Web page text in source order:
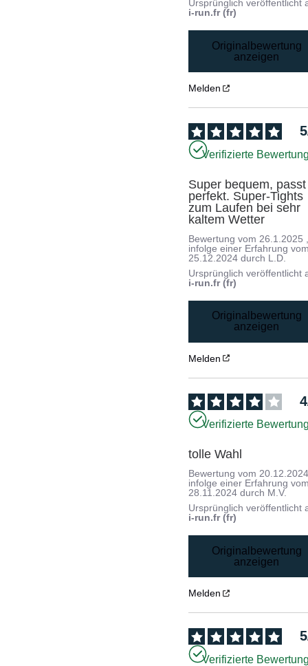
Ursprünglich veröffentlicht
i-run.fr (fr)
Originalbewertung
anzeigen
Melden
5
Verifizierte
Super bequem, passt
perfekt. Super-Tights
zum Laufen bei sehr
kaltem Wetter
Bewertung vom 26.1.2025
infolge einer Erfahrung
25.12.2024 durch L.D.
Ursprünglich veröffentlicht
i-run.fr (fr)
Originalbewertung
anzeigen
Melden
4
Verifizierte
tolle Wahl
Bewertung vom
infolge einer Erfahrung
28.11.2024 durch M.V.
Ursprünglich veröffentlicht
i-run.fr (fr)
Originalbewertung
anzeigen
Melden
5
Verifizierte